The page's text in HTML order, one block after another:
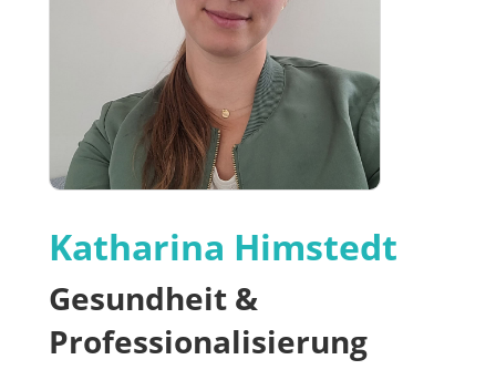
Katharina Himstedt
Gesundheit &
Professionalisierung